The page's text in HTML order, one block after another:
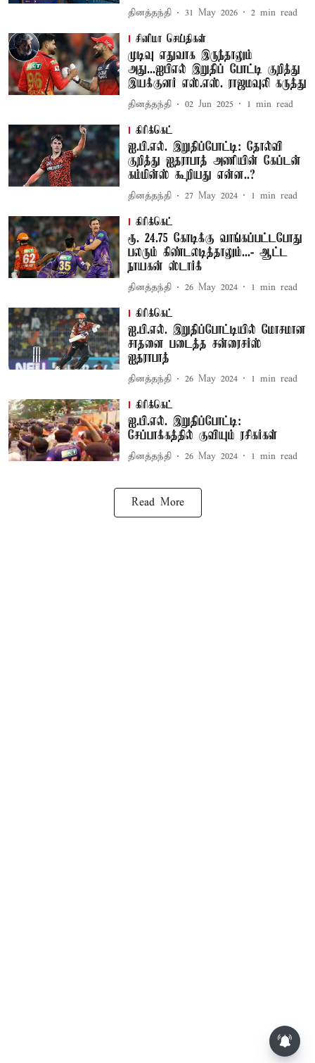
தினத்தந்தி 31 May 2026 2 min read
சினிமா செய்திகள்
முடிவு எதுவாக இருந்தாலும்
அது...ஐபிஎல் இறுதிப் போட்டி குறித்து
இயக்குனர் எஸ்.எஸ். ராஜமவுலி கருத்து
தினத்தந்தி 02 Jun 2025 1 min read
கிரிக்கெட்
ஐ.பி.எல். இறுதிப்போட்டி: தோல்வி
குறித்து ஐதராபாத் அணியின் கேப்டன்
கம்மின்ஸ் கூறியது என்ன..?
தினத்தந்தி 27 May 2024 1 min read
கிரிக்கெட்
ரூ. 24.75 கோடிக்கு வாங்கப்பட்டபோது
பலரும் கிண்டலடித்தாலும்...- ஆட்ட
நாயகன் ஸ்டார்க்
தினத்தந்தி 26 May 2024 1 min read
கிரிக்கெட்
ஐ.பி.எல். இறுதிப்போட்டியில் மோசமான
சாதனை படைத்த சன்ரைசர்ஸ்
ஐதராபாத்
தினத்தந்தி 26 May 2024 1 min read
கிரிக்கெட்
ஐ.பி.எல். இறுதிப்போட்டி:
சேப்பாக்கத்தில் குவியும் ரசிகர்கள்
தினத்தந்தி 26 May 2024 1 min read
Read More